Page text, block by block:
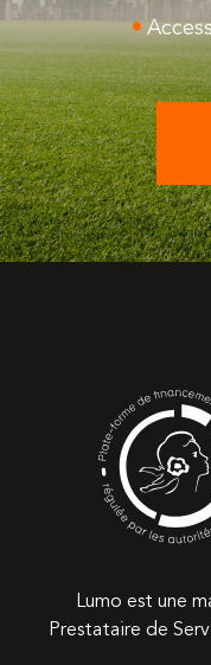
Lumo est une
Prestataire de